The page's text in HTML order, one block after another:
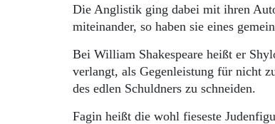
Die Anglistik ging dabei mit ihren
miteinander, so haben sie eines
Bei William Shakespeare heißt er
verlangt, als Gegenleistung für nicht
des edlen Schuldners zu schneiden.
Fagin heißt die wohl fieseste